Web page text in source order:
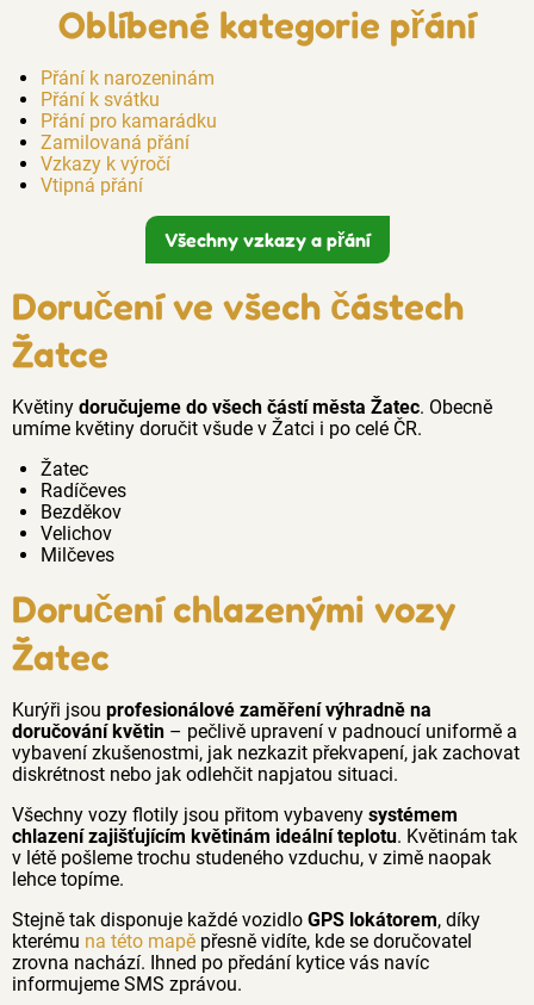
Oblíbené kategorie přání
Přání k narozeninám
Přání k svátku
Přání pro kamarádku
Zamilovaná přání
Vzkazy k výročí
Vtipná přání
Všechny vzkazy a přání
Doručení ve všech částech
Žatce
Květiny doručujeme do všech částí města Žatec. Obecně
umíme květiny doručit všude v Žatci i po celé ČR.
Žatec
Radíčeves
Bezděkov
Velichov
Milčeves
Doručení chlazenými vozy
Žatec
Kurýři jsou profesionálové zaměření výhradně na
doručování květin – pečlivě upravení v padnoucí uniformě a
vybavení zkušenostmi, jak nezkazit překvapení, jak zachovat
diskrétnost nebo jak odlehčit napjatou situaci.
Všechny vozy flotily jsou přitom vybaveny systémem
chlazení zajišťujícím květinám ideální teplotu. Květinám tak
v létě pošleme trochu studeného vzduchu, v zimě naopak
lehce topíme.
Stejně tak disponuje každé vozidlo GPS lokátorem, díky
kterému na této mapě přesně vidíte, kde se doručovatel
zrovna nachází. Ihned po předání kytice vás navíc
informujeme SMS zprávou.